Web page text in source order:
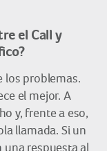
el Call y
los problemas.
el mejor. A
y, frente a eso,
llamada. Si un
una respuesta al